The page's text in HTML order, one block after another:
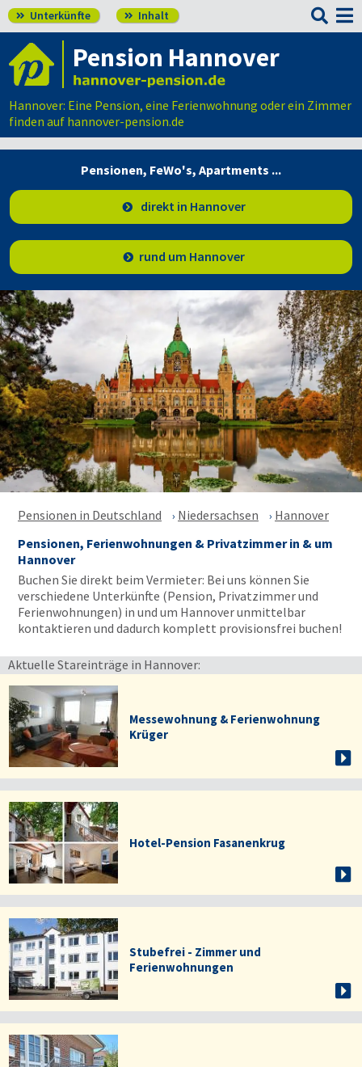
 Unterkünfte  Inhalt 
Pension Hannover
Hannover: Eine Pension, eine Ferienwohnung oder ein Zimmer
finden auf hannover-pension.de
Pensionen, FeWo's, Apartments ...
direkt in Hannover
rund um Hannover
Pensionen in Deutschland Niedersachsen
Hannover
Pensionen, Ferienwohnungen & Privatzimmer in & um
Hannover
Buchen Sie direkt beim Vermieter: Bei uns können Sie
verschiedene Unterkünfte (Pension, Privatzimmer und
Ferienwohnungen) in und um Hannover unmittelbar
kontaktieren und dadurch komplett provisionsfrei buchen!
Aktuelle Stareinträge in Hannover:
Messewohnung & Ferienwohnung
Krüger
Hotel-Pension Fasanenkrug
Stubefrei - Zimmer und
Ferienwohnungen